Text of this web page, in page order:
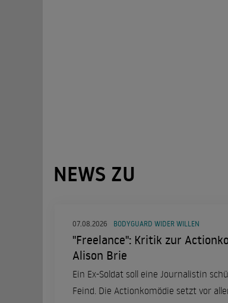
NEWS ZU
07.08.2026 BODYGUARD WIDER WILLEN
"Freelance": Kritik zur
Alison Brie
Ein Ex-Soldat soll eine Journalistin
Feind. Die Actionkomödie setzt vor